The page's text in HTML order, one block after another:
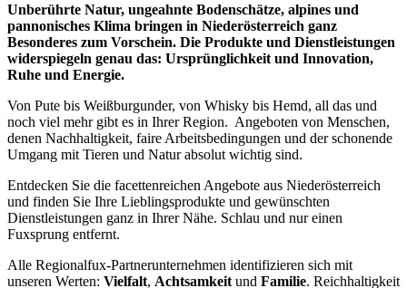
Unberührte Natur, ungeahnte Bodenschätze, alpines und
pannonisches Klima bringen in Niederösterreich ganz
Besonderes zum Vorschein. Die Produkte und Dienstleistungen
widerspiegeln genau das: Ursprünglichkeit und Innovation,
Ruhe und Energie.
Von Pute bis Weißburgunder, von Whisky bis Hemd, all das und
noch viel mehr gibt es in Ihrer Region. Angeboten von Menschen,
denen Nachhaltigkeit, faire Arbeitsbedingungen und der schonende
Umgang mit Tieren und Natur absolut wichtig sind.
Entdecken Sie die facettenreichen Angebote aus Niederösterreich
und finden Sie Ihre Lieblingsprodukte und gewünschten
Dienstleistungen ganz in Ihrer Nähe. Schlau und nur einen
Fuxsprung entfernt.
Alle Regionalfux-Partnerunternehmen identifizieren sich mit
unseren Werten: Vielfalt, Achtsamkeit und Familie. Reichhaltigkeit